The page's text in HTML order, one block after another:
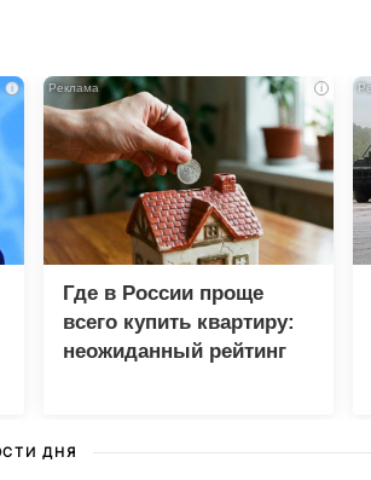
i i
Где в России проще
всего купить квартиру:
неожиданный рейтинг
ДНЯ